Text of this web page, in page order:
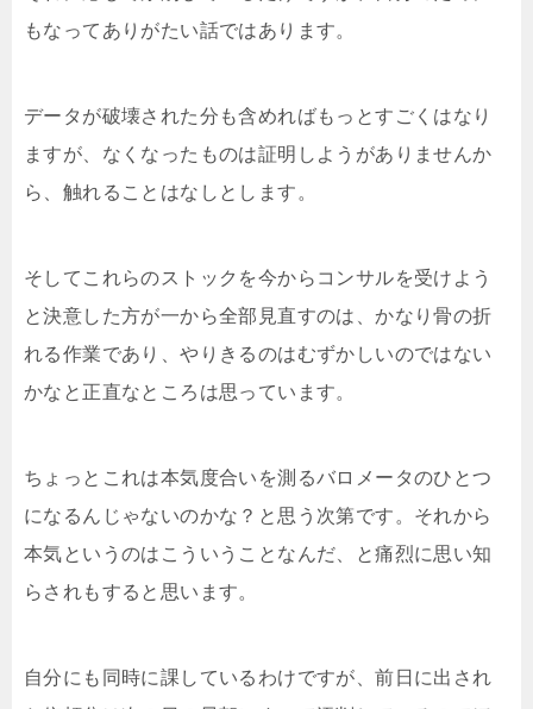
もなってありがたい話ではあります。
データが破壊された分も含めればもっとすごくはなり
ますが、なくなったものは証明しようがありませんか
ら、触れることはなしとします。
そしてこれらのストックを今からコンサルを受けよう
と決意した方が一から全部見直すのは、かなり骨の折
れる作業であり、やりきるのはむずかしいのではない
かなと正直なところは思っています。
ちょっとこれは本気度合いを測るバロメータのひとつ
になるんじゃないのかな？と思う次第です。それから
本気というのはこういうことなんだ、と痛烈に思い知
らされもすると思います。
自分にも同時に課しているわけですが、前日に出され